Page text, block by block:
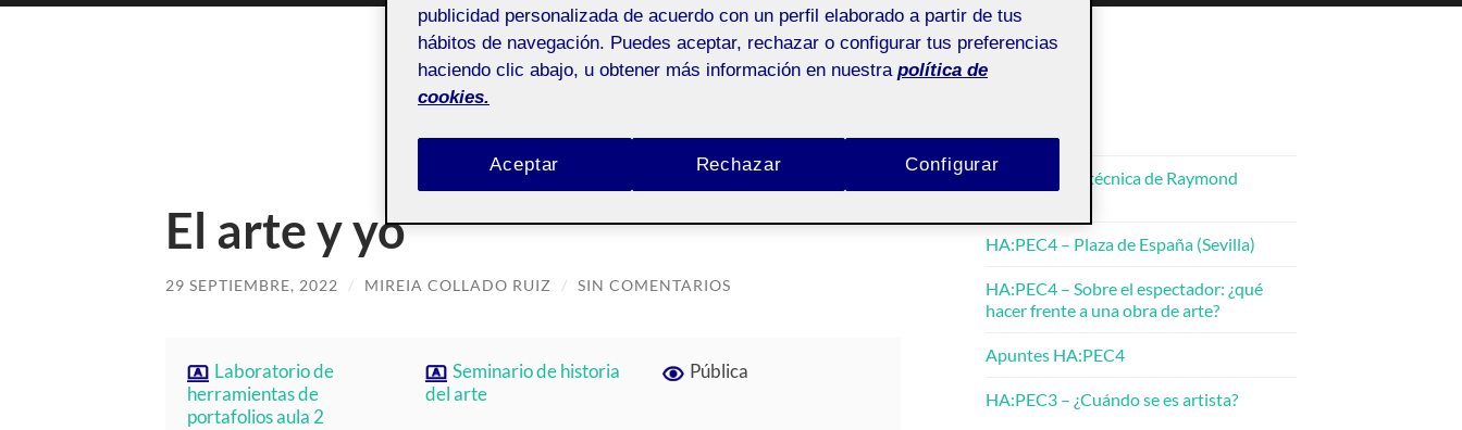
El arte y yo
29 SEPTIEMBRE, 2022 / MIREIA COLLADO RUIZ / SIN COMENTARIOS
Laboratorio de
herramientas de
portafolios aula 2
Seminario de historia
del arte
Pública
La perfección técnica de Raymond
HA:PEC4 – Plaza de España (Sevilla)
HA:PEC4 – Sobre el espectador: ¿qué
hacer frente a una obra de arte?
Apuntes HA:PEC4
HA:PEC3 – ¿Cuándo se es artista?
publicidad personalizada de acuerdo con un perfil elaborado a partir de tus
hábitos de navegación. Puedes aceptar, rechazar o configurar tus preferencias
haciendo clic abajo, u obtener más información en nuestra política de
cookies.
Rechazar
Aceptar Configurar